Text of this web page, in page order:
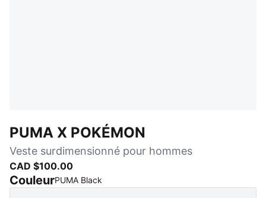
PUMA X POKÉMON
Veste surdimensionné pour hommes
CAD $100.00
CouleurPUMA Black